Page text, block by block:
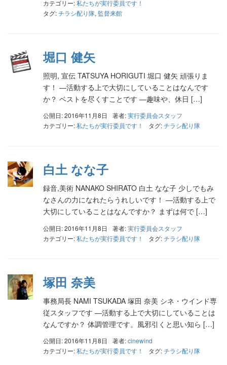
カテゴリー:私たちが実行委員です！
タグ:チラシ配り隊, 監督来館
堀口 健矢
照明, 宣伝 TATSUYA HORIGUTI 堀口 健矢 頑張りま
す！ —活動する上で大切にしていることはなんです
か？ ベストを尽くすことです —趣味や、休日 […]
公開日: 2016年11月8日 著者:実行委員会スタッフ
カテゴリー:私たちが実行委員です！ タグ:チラシ配り隊
白土 なな子
録音,美術 NANAKO SHIRATO 白土 なな子 少しでもみ
なさんの力になれたらうれしいです！ —活動する上で
大切にしていることはなんですか？ まずは何で […]
公開日: 2016年11月8日 著者:実行委員会スタッフ
カテゴリー:私たちが実行委員です！ タグ:チラシ配り隊
塚田 奈美
事務局長 NAMI TSUKADA 塚田 奈美 シネ・ウインド専
従スタッフです —活動する上で大切にしていることは
なんですか？ 体調管理です。風邪引くと思い知ら […]
公開日: 2016年11月8日 著者:cinewind
カテゴリー:私たちが実行委員です！ タグ:チラシ配り隊